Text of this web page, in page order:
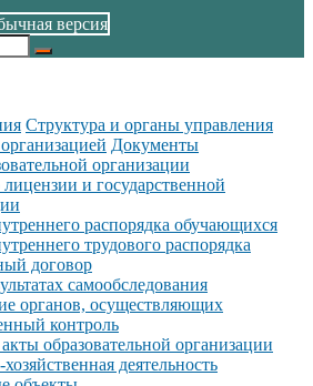
версия
Структура и органы управления
Документы
организации
и государственной
распорядка обучающихся
трудового распорядка
договор
самообследования
органов, осуществляющих
контроль
образовательной организации
деятельность